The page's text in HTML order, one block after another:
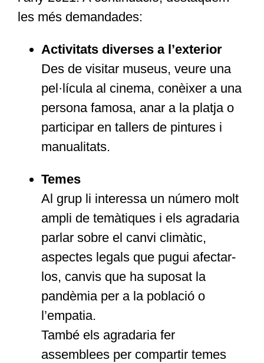
les més demandades:
Activitats diverses a l’exterior
Des de visitar museus, veure una
pel·lícula al cinema, conèixer a una
persona famosa, anar a la platja o
participar en tallers de pintures i
manualitats.
Temes
Al grup li interessa un número molt
ampli de temàtiques i els agradaria
parlar sobre el canvi climàtic,
aspectes legals que pugui afectar-
los, canvis que ha suposat la
pandèmia per a la població o
l’empatia.
També els agradaria fer
assemblees per compartir temes